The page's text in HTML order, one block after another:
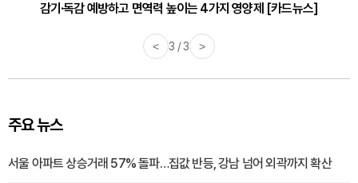
감기·독감 예방하고 면역력 높이는 4가지 영양제 [카드뉴스]
< 3 / 3 >
주요 뉴스
서울 아파트 상승거래 57% 돌파…집값 반등, 강남 넘어 외곽까지 확산